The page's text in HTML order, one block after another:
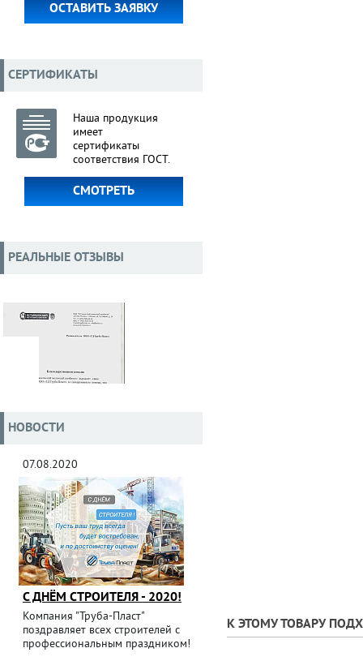
К ЭТОМУ ТОВАРУ
ОСТАВИТЬ ЗАЯВКУ
СЕРТИФИКАТЫ
Наша продукция
имеет
сертификаты
соответствия ГОСТ.
СМОТРЕТЬ
РЕАЛЬНЫЕ ОТЗЫВЫ
НОВОСТИ
07.08.2020
С ДНЁМ СТРОИТЕЛЯ - 2020!
Компания "Труба-Пласт"
поздравляет всех строителей с
профессиональным праздником!